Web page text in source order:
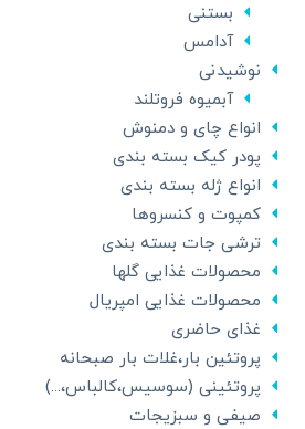
بستنی
آدامس
نوشیدنی
آبمیوه فروتلند
انواع چای و دمنوش
پودر کیک بسته بندی
انواع ژله بسته بندی
کمپوت و کنسروها
ترشی جات بسته بندی
محصولات غذایی گلها
محصولات غذایی امپریال
غذای حاضری
پروتئین بار،غلات بار صبحانه
پروتئینی (سوسیس،کالباس،...)
صیفی و سبزیجات